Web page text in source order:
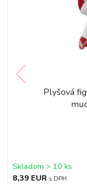
Plyšová
Skladom > 10 ks
8,39 EUR s DPH